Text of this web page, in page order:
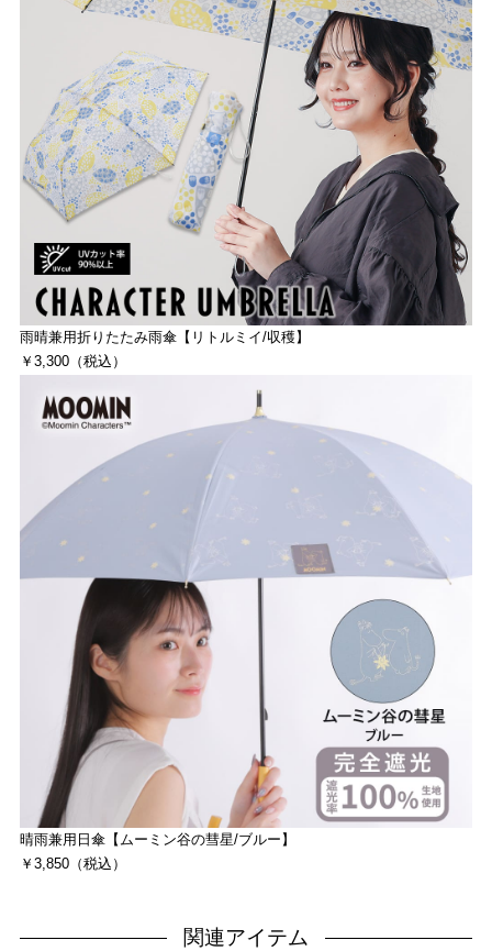
雨晴兼用折りたたみ雨傘【リトルミイ/収穫】
￥3,300（税込）
晴雨兼用日傘【ムーミン谷の彗星/ブルー】
￥3,850（税込）
関連アイテム